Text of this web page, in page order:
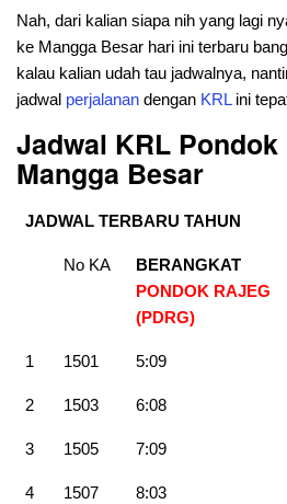
Nah, dari kalian siapa nih yang lagi
ke Mangga Besar hari ini terbaru
kalau kalian udah tau jadwalnya,
jadwal perjalanan dengan KRLini
Jadwal KRL Pondok
Mangga Besar
JADWAL TERBARU TAHUN
No KA
BERANGKAT
PONDOK RAJEG
(PDRG)
1 1501 5:09
2 1503 6:08
3 1505 7:09
4 1507 8:03